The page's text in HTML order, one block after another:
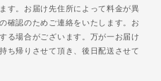
す。お届け先住所によって料金が異
確認のためご連絡をいたします。お
る場合がございます。万が一お届け
ち帰りさせて頂き、後日配送させて